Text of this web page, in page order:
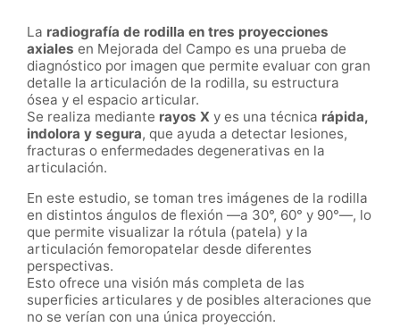
La radiografía de rodilla en tres proyecciones
axiales en Mejorada del Campo es una prueba de
diagnóstico por imagen que permite evaluar con gran
detalle la articulación de la rodilla, su estructura
ósea y el espacio articular.
Se realiza mediante rayos X y es una técnica rápida,
indolora y segura, que ayuda a detectar lesiones,
fracturas o enfermedades degenerativas en la
articulación.
En este estudio, se toman tres imágenes de la rodilla
en distintos ángulos de flexión —a 30°, 60° y 90°—, lo
que permite visualizar la rótula (patela) y la
articulación femoropatelar desde diferentes
perspectivas.
Esto ofrece una visión más completa de las
superficies articulares y de posibles alteraciones que
no se verían con una única proyección.